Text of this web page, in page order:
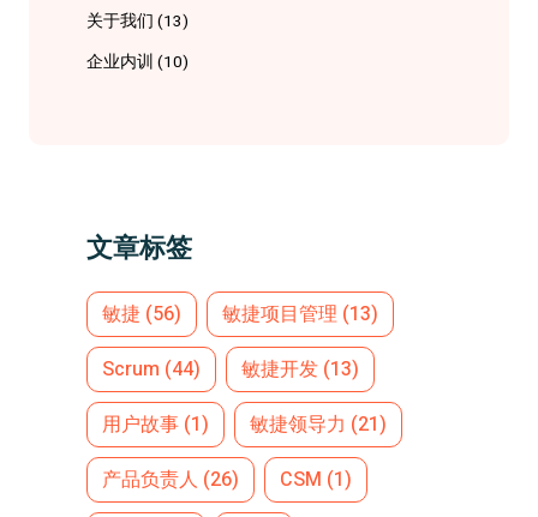
关于我们 (13)
企业内训 (10)
文章标签
敏捷 (56) 敏捷项目管理 (13)
Scrum (44) 敏捷开发 (13)
用户故事 (1) 敏捷领导力 (21)
产品负责人 (26) CSM (1)